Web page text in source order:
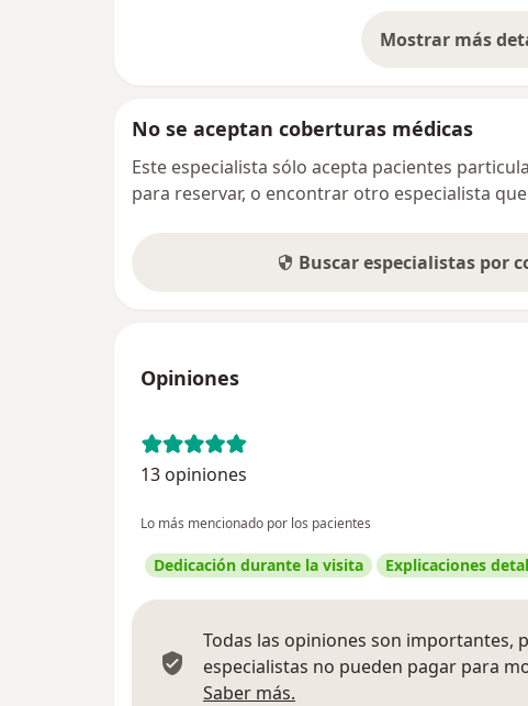
Mostrar mássobre
No se aceptan coberturas médicas
Este especialista sólo acepta pacientes
para reservar, o encontrar otro especialista
Buscar especialistas por
Opiniones
13 opiniones
Lo más mencionado por los pacientes
Dedicación durante la visita Explicaciones
Todas las opiniones son importantes,
especialistas no pueden pagar para
Saber más.